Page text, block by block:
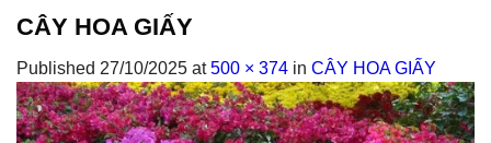
CÂY HOA GIẤY
Published 27/10/2025 at500 × 374 in CÂY HOA GIẤY